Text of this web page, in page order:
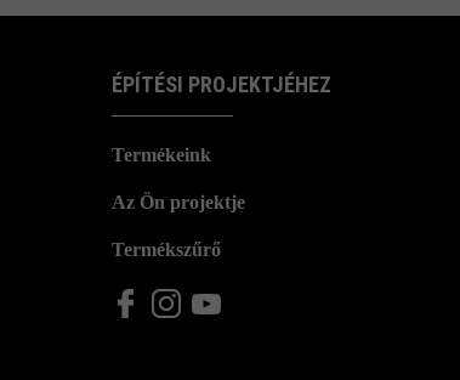
ÉPÍTÉSI PROJEKTJÉHEZ
Termékeink
Az Ön projektje
Termékszűrő